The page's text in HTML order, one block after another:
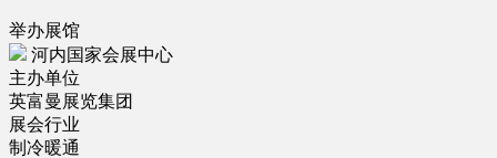
举办展馆
河内国家会展中心
主办单位
英富曼展览集团
展会行业
制冷暖通